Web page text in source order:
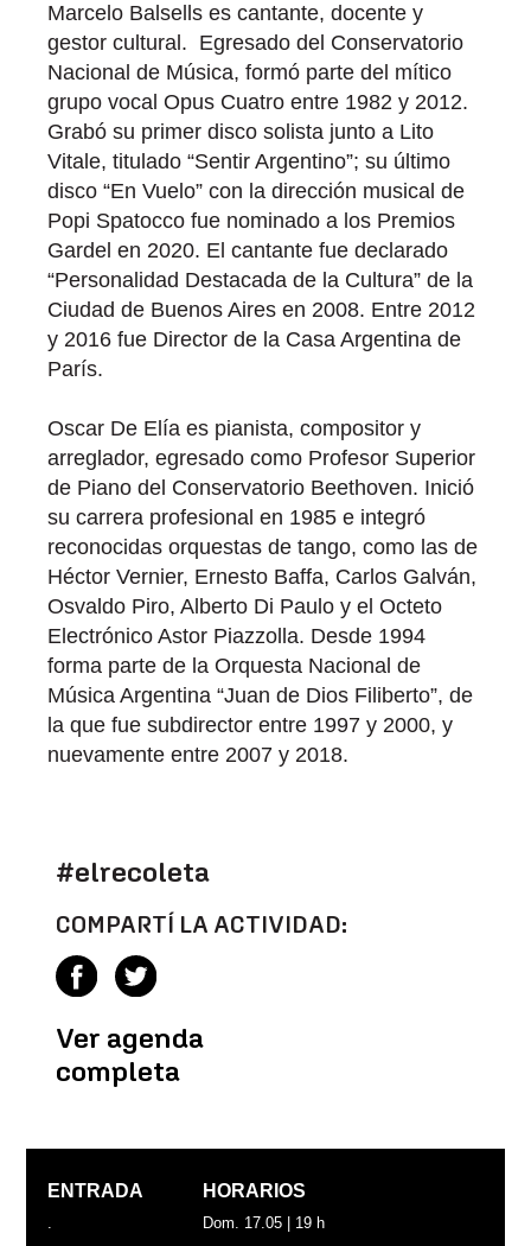
Marcelo Balsells es cantante, docente y
gestor cultural. Egresado del Conservatorio
Nacional de Música, formó parte del mítico
grupo vocal Opus Cuatro entre 1982 y 2012.
Grabó su primer disco solista junto a Lito
Vitale, titulado “Sentir Argentino”; su último
disco “En Vuelo” con la dirección musical de
Popi Spatocco fue nominado a los Premios
Gardel en 2020. El cantante fue declarado
“Personalidad Destacada de la Cultura” de la
Ciudad de Buenos Aires en 2008. Entre 2012
y 2016 fue Director de la Casa Argentina de
París.
Oscar De Elía es pianista, compositor y
arreglador, egresado como Profesor Superior
de Piano del Conservatorio Beethoven. Inició
su carrera profesional en 1985 e integró
reconocidas orquestas de tango, como las de
Héctor Vernier, Ernesto Baffa, Carlos Galván,
Osvaldo Piro, Alberto Di Paulo y el Octeto
Electrónico Astor Piazzolla. Desde 1994
forma parte de la Orquesta Nacional de
Música Argentina “Juan de Dios Filiberto”, de
la que fue subdirector entre 1997 y 2000, y
nuevamente entre 2007 y 2018.
#elrecoleta
COMPARTÍ LA ACTIVIDAD:
Ver agenda
completa
ENTRADA
.
HORARIOS
Dom. 17.05 | 19 h